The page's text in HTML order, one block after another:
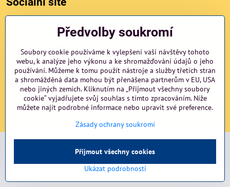
Důležité odkazy
NAVIGACE
©2026CopyrightPředvolby soukromíZásady ochrany soukromí
Předvolby soukromí
Soubory cookie používáme k vylepšení vaší návštěvy tohoto
webu, k analýze jeho výkonu a ke shromažďování údajů o jeho
používání. Můžeme k tomu použít nástroje a služby třetích stran
a shromážděná data mohou být přenášena partnerům v EU, USA
nebo jiných zemích. Kliknutím na „Přijmout všechny soubory
cookie“ vyjadřujete svůj souhlas s tímto zpracováním. Níže
můžete najít podrobné informace nebo upravit své preference.
Zásady ochrany soukromí
Ukázat podrobnosti
Přijmout všechny cookies